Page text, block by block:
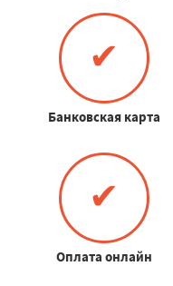
✔
Банковская карта
✔
Оплата онлайн